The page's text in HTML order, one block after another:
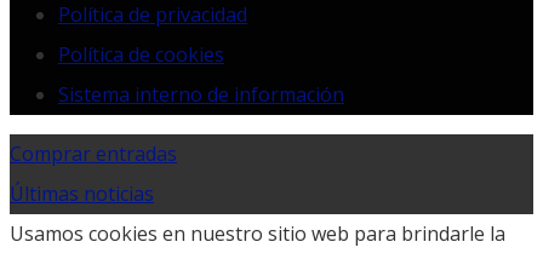
Política de privacidad
Política de cookies
Sistema interno de información
Comprar entradas
Últimas noticias
Usamos cookies en nuestro sitio web para brindarle la